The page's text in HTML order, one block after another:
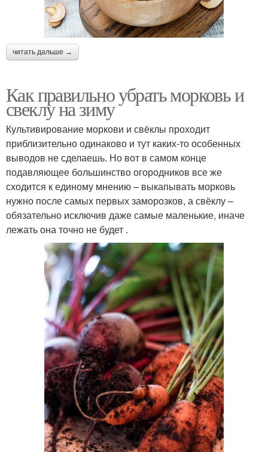
читать дальше →
Как правильно убрать морковь и
свеклу на зиму
Культивирование моркови и свёклы проходит
приблизительно одинаково и тут каких-то особенных
выводов не сделаешь. Но вот в самом конце
подавляющее большинство огородников все же
сходится к единому мнению – выкапывать морковь
нужно после самых первых заморозков, а свёклу –
обязательно исключив даже самые маленькие, иначе
лежать она точно не будет .